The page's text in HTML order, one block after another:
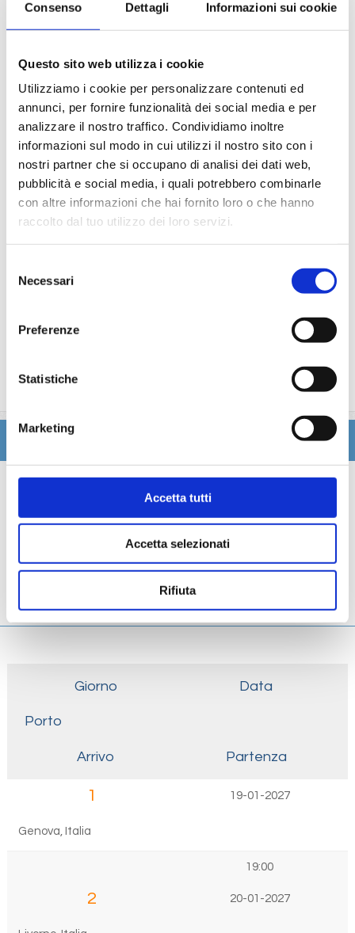
Consenso Dettagli Informazioni sui cookie
Questo sito web utilizza i cookie
Utilizziamo i cookie per personalizzare contenuti ed
annunci, per fornire funzionalità dei social media e per
analizzare il nostro traffico. Condividiamo inoltre
informazioni sul modo in cui utilizzi il nostro sito con i
nostri partner che si occupano di analisi dei dati web,
pubblicità e social media, i quali potrebbero combinarle
con altre informazioni che hai fornito loro o che hanno
raccolto dal tuo utilizzo dei loro servizi.
delNecessari
Preferenze
Statistiche
Marketing
Accetta tutti
Accetta selezionati
Rifiuta
Le quote di servizio (mance)
Il trattamento di pensione completa a bordo (colazione,
Bevande a dispenser, serata di Gala con menù
La partecipazione a tutte le attività di animazione
(giochi, concorsi, tornei, feste, serate a tema).
Gli spettacoli musicali o di cabaret nel teatro di bordo, i
balli e le feste in programma tutte le sere durante la
crociera.
L'utilizzo di tutte le attrezzature della nave: piscine,
lettini, teli mare, palestra, vasche idromassaggio,
biblioteca, discoteca.
Le bevande, le escursioni a terra nel corso della crociera,
Tasse portuali
trattamenti estetici, medico, navigazione internet,
lavanderia).
Scheda tecnica
Galleria
Cabine
Ponti
Giorno Data
Porto
Arrivo Partenza
1 19-01-2027
Genova, Italia
19:00
2 20-01-2027